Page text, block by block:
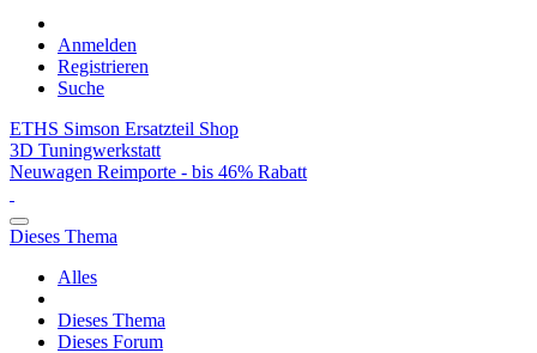
Anmelden
Registrieren
Suche
ETHS Simson Ersatzteil Shop
3D Tuningwerkstatt
Neuwagen Reimporte - bis 46% Rabatt
Dieses Thema
Alles
Dieses Thema
Dieses Forum